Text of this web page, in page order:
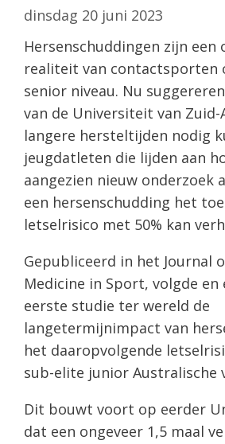
dinsdag 20 juni 2023
Hersenschuddingen zijn een
realiteit van contactsporten
senior niveau. Nu
van de Universiteit van
langere hersteltijden nodig
jeugdatleten die lijden aan
aangezien nieuw onderzoek
een hersenschudding het
letselrisico met 50% kan
Gepubliceerd in het Journal
Medicine in Sport, volgde en
eerste studie ter wereld de
langetermijnimpact van
het daaropvolgende
sub-elite junior Australische
Dit bouwt voort op eerder
dat een ongeveer 1,5 maal